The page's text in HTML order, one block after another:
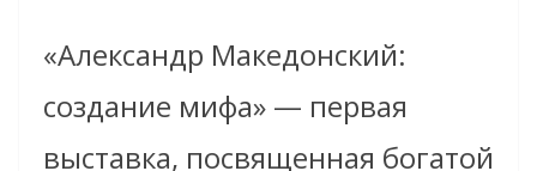
«Александр Македонский:
создание мифа» — первая
выставка, посвященная богатой